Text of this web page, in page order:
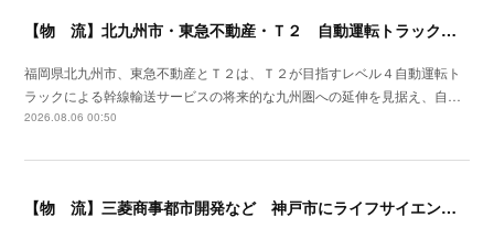
【物 流】北九州市・東急不動産・Ｔ２ 自動運転トラック拠点整備に向け官民連携
福岡県北九州市、東急不動産とＴ２は、Ｔ２が目指すレベル４自動運転ト
ラックによる幹線輸送サービスの将来的な九州圏への延伸を見据え、自…
2026.08.06 00:50
【物 流】三菱商事都市開発など 神戸市にライフサイエンス研究開発施設を着工